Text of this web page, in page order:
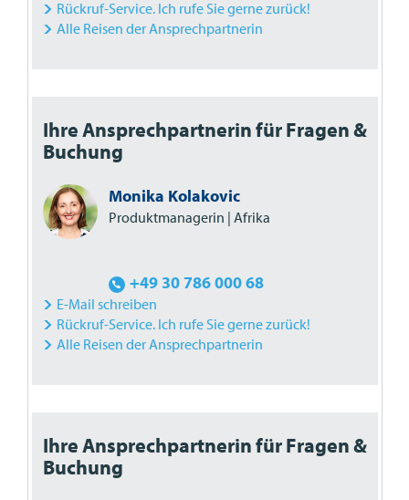
Rückruf-Service. Ich rufe Sie gerne zurück!
Alle Reisen der Ansprechpartnerin
Ihre Ansprechpartnerin für Fragen &
Buchung
Monika Kolakovic
Produktmanagerin | Afrika
+49 30 786 000 68
E-Mail schreiben
Rückruf-Service. Ich rufe Sie gerne zurück!
Alle Reisen der Ansprechpartnerin
Ihre Ansprechpartnerin für Fragen &
Buchung